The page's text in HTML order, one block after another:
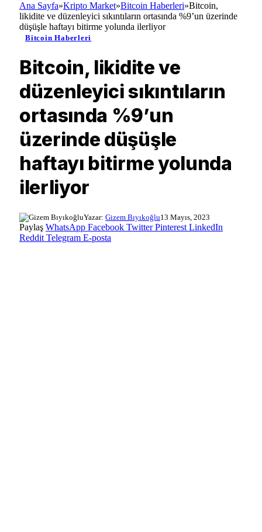
Ana Sayfa»Kripto Market»Bitcoin Haberleri»Bitcoin,
likidite ve düzenleyici sıkıntıların ortasında %9’un üzerinde
düşüşle haftayı bitirme yolunda ilerliyor
Bitcoin Haberleri
Bitcoin, likidite ve
düzenleyici sıkıntıların
ortasında %9’un
üzerinde düşüşle
haftayı bitirme yolunda
ilerliyor
Yazar: Gizem Bıyıkoğlu13 Mayıs, 2023
Paylaş WhatsApp Facebook Twitter Pinterest LinkedIn
Reddit Telegram E-posta